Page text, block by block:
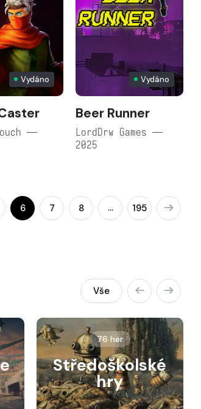
Vydáno
—
Vydáno
Beer Runner
LordDrw Games —
2025
6 7 8 … 195
Vše
76 her
Středoškolské
hry